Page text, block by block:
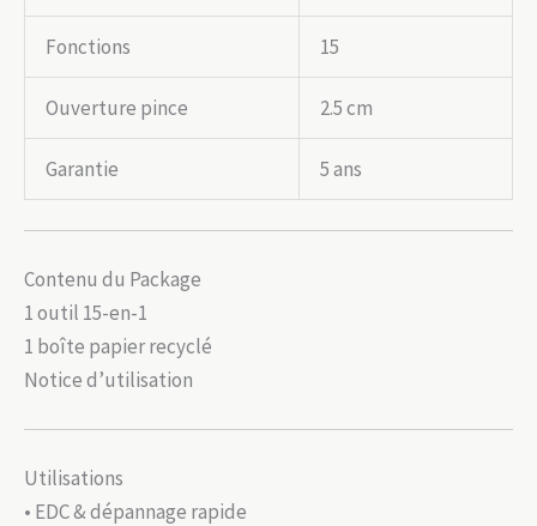
Fonctions 15
Ouverture pince 2.5 cm
Garantie 5 ans
Contenu du Package
1 outil 15-en-1
1 boîte papier recyclé
Notice d’utilisation
Utilisations
• EDC & dépannage rapide